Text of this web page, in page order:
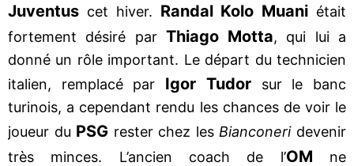
Juventus cet hiver. Randal Kolo Muani était
fortement désiré par Thiago Motta, qui lui a
donné un rôle important. Le départ du technicien
italien, remplacé par Igor Tudorsur le banc
turinois, a cependant rendu les chances de voir le
joueur du PSG rester chez les Bianconeridevenir
très minces. L’ancien coach de l’OM ne